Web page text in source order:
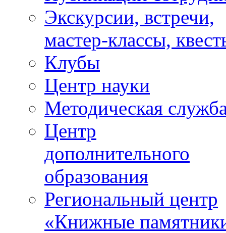
Экскурсии, встречи,
мастер-классы,
Клубы
Центр науки
Методическая
Центр
дополнительного
образования
Региональный центр
«Книжные